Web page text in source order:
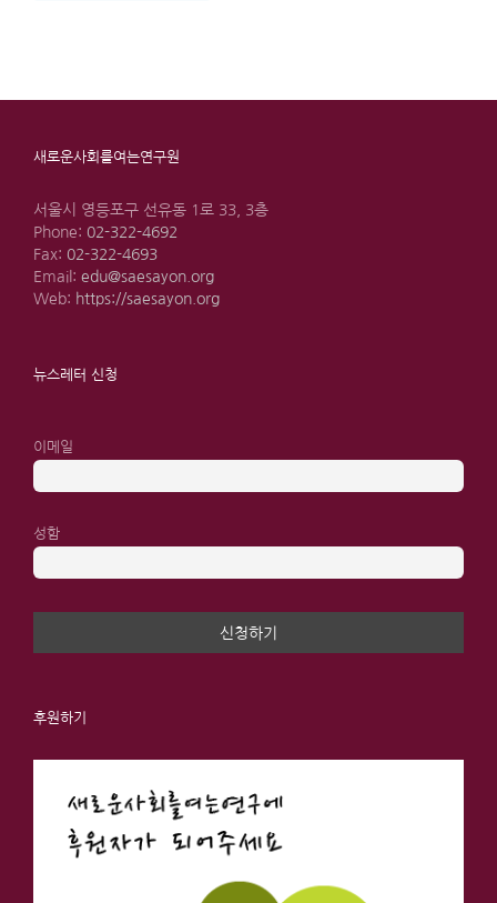
새로운사회를여는연구원
서울시 영등포구 선유동 1로 33, 3층
Phone: 02-322-4692
Fax: 02-322-4693
Email: edu@saesayon.org
Web: https://saesayon.org
뉴스레터 신청
이메일
성함
후원하기